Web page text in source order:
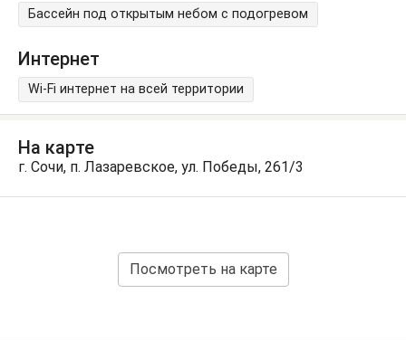
Бассейн под открытым небом с подогревом
Интернет
Wi-Fi интернет на всей территории
На карте
г. Сочи, п. Лазаревское, ул. Победы, 261/3
Посмотреть на карте